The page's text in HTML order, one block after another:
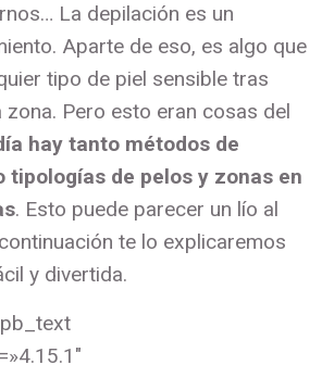
La depilación es un
Aparte de eso, es algo que
tipo de piel sensible tras
zona. Pero esto eran cosas del
hay tanto métodos de
tipologías de pelos y zonas en
. Esto puede parecer un lío al
te lo explicaremos
y divertida.